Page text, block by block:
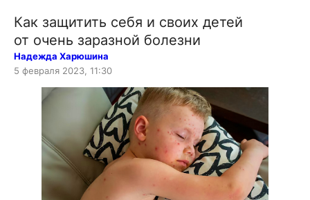
Как защитить себя и своих детей
от очень заразной болезни
Надежда Харюшина
5 февраля 2023, 11:30